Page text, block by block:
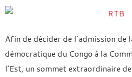
Afin de décider de l’admission de
démocratique du Congo à la
l’Est, un sommet extraordinaire